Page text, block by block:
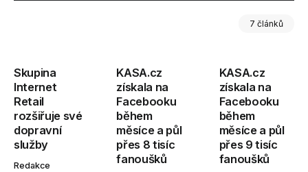
7 článků
Skupina
Internet
Retail
rozšiřuje své
dopravní
služby
Redakce
KASA.cz
získala na
Facebooku
během
měsíce a půl
přes 8 tisíc
fanoušků
KASA.cz
získala na
Facebooku
během
měsíce a půl
přes 9 tisíc
fanoušků